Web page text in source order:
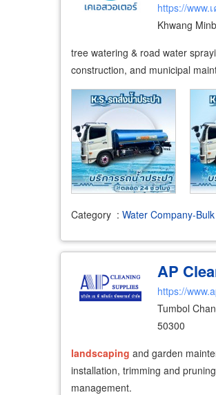
https://www.
Khwang
tree watering & road water
construction, and municipal
Category : Water Company-Bulk
AP
https://
Tumbol
50300
landscaping and garden
installation, trimming and
management.